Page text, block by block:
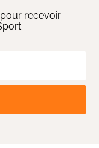
recevoir